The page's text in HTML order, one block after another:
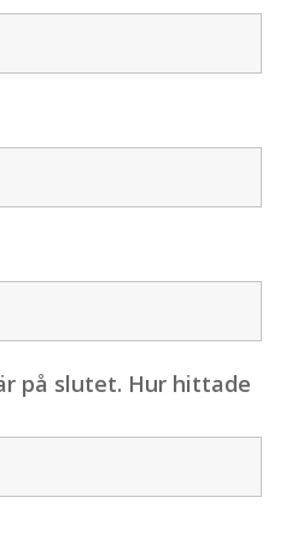
på slutet. Hur hittade